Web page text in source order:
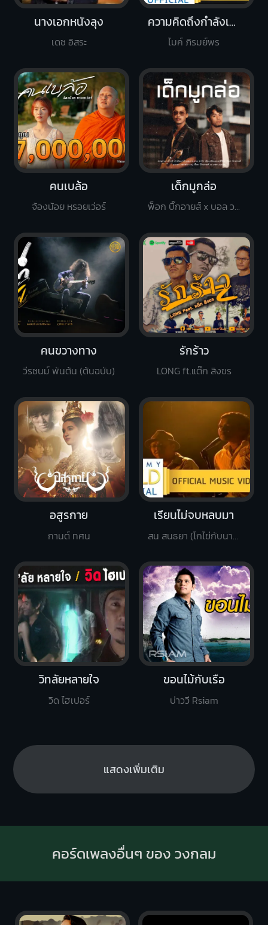
นางเอกหนังลุง
เดช อิสระ
ความคิดถึงกำลังเดินทาง
ไมค์ ภิรมย์พร
คนเบล้อ
จ้องน้อย หรอยเว่อร์
เด็กมูกล่อ
พ็อก บิ๊กอายส์ x บอล วงกลม
คนขวางทาง
วีรชนม์ พันต้น (ต้นฉบับ)
รักร้าว
LONG ft.แต๊ก สิงขร
อสูรกาย
กานต์ ทศน
เรียนไม่จบหลบมา
สน สนธยา (โกไข่กับนายสน)
วิทลัยหลายใจ
วิด ไฮเปอร์
ขอนไม้กับเรือ
บ่าววี Rsiam
แสดงเพิ่มเติม
คอร์ดเพลงอื่นๆ ของ วงกลม